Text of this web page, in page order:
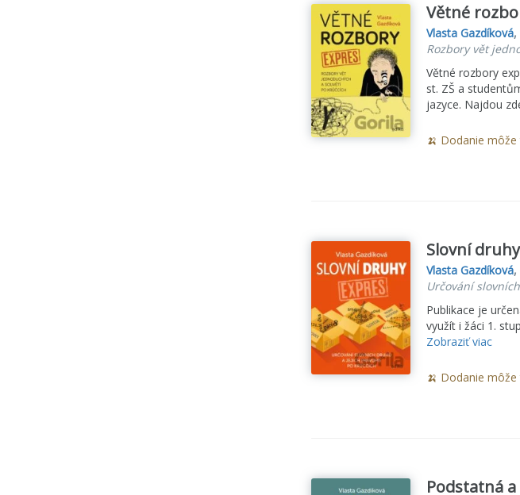
Větné
Vlasta Gazdíková,
Rozbory vět
Větné rozbory
st. ZŠ a
jazyce. Najdou
🍌 Dodanie
Slovní
Vlasta Gazdíková,
Určování
Publikace je
využít i žáci 1.
Zobraziť viac
🍌 Dodanie
Podstatná